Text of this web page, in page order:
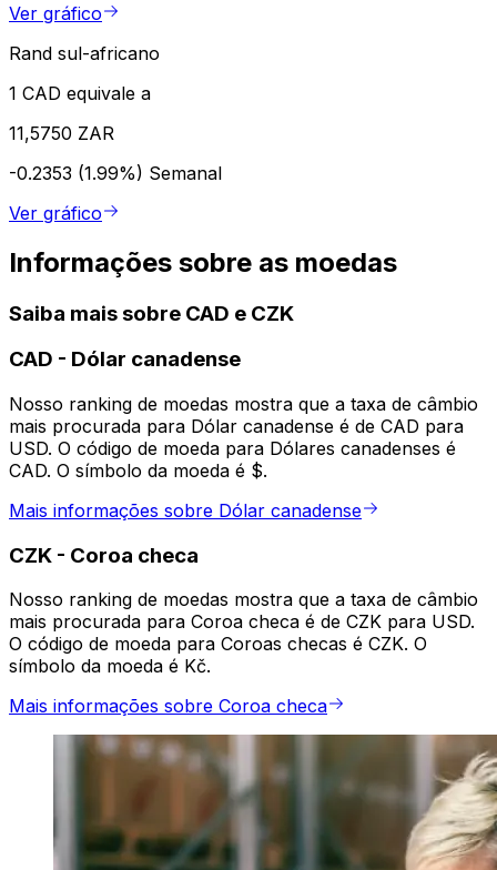
Ver gráfico
Rand sul-africano
1 CAD equivale a
11,5750 ZAR
-0.2353 (1.99%) Semanal
Ver gráfico
Informações sobre as moedas
Saiba mais sobre CAD e CZK
CAD - Dólar canadense
Nosso ranking de moedas mostra que a taxa de câmbio
mais procurada para Dólar canadense é de CAD para
USD. O código de moeda para Dólares canadenses é
CAD. O símbolo da moeda é $.
Mais informações sobre Dólar canadense
CZK - Coroa checa
Nosso ranking de moedas mostra que a taxa de câmbio
mais procurada para Coroa checa é de CZK para USD.
O código de moeda para Coroas checas é CZK. O
símbolo da moeda é Kč.
Mais informações sobre Coroa checa